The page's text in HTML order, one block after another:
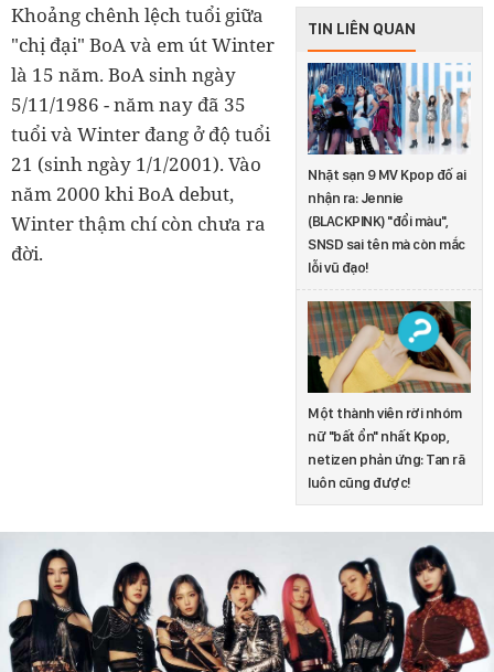
TIN LIÊN QUAN
Nhặt sạn 9 MV Kpop đố ai
nhận ra: Jennie
(BLACKPINK) "đổi màu",
SNSD sai tên mà còn mắc
lỗi vũ đạo!
Một thành viên rời nhóm
nữ "bất ổn" nhất Kpop,
netizen phản ứng: Tan rã
luôn cũng được!
Khoảng chênh lệch tuổi giữa
"chị đại" BoA và em út Winter
là 15 năm. BoA sinh ngày
5/11/1986 - năm nay đã 35
tuổi và Winter đang ở độ tuổi
21 (sinh ngày 1/1/2001). Vào
năm 2000 khi BoA debut,
Winter thậm chí còn chưa ra
đời.